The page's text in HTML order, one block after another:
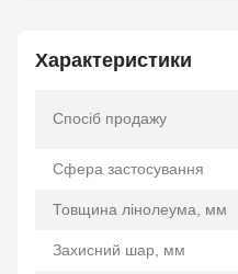
Характеристики
Спосіб продажу
Сфера застосування
Товщина лінолеума, мм
Захисний шар, мм